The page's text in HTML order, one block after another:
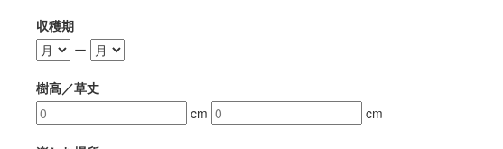
収穫期
ー
樹高／草丈
cm
cm